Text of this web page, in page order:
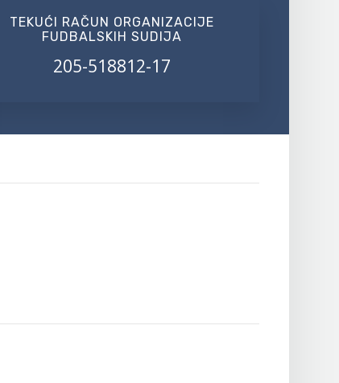
TEKUĆI RAČUN ORGANIZACIJE
FUDBALSKIH SUDIJA
205-518812-17